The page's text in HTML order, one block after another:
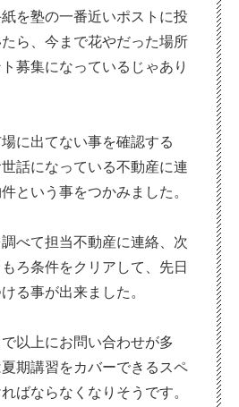
を塾の一番近いポストに投
ら、今まで花やだった場所
募集になっているじゃあり
に出てない事を確認する
話になっている不動産に連
という事をつかみました。
べて担当不動産に連絡、次
ろ条件をクリアして、先日
る事が出来ました。
以上にお問い合わせが多
期講習をカバーできるスペ
ばならなくなりそうです。